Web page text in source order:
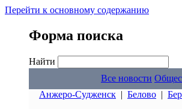
Перейти к основному содержанию
Форма поиска
Найти
Все новости
Анжеро-Судженск | Белово |